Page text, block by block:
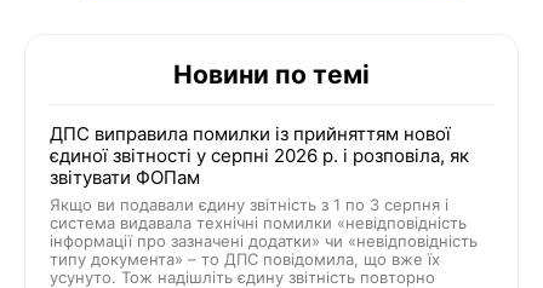
Новини по темі
ДПС виправила помилки із прийняттям нової
єдиної звітності у серпні 2026 р. і розповіла, як
звітувати ФОПам
Якщо ви подавали єдину звітність з 1 по 3 серпня і
система видавала технічні помилки «невідповідність
інформації про зазначені додатки» чи «невідповідність
типу документа» – то ДПС повідомила, що вже їх
усунуто. Тож надішліть єдину звітність повторно